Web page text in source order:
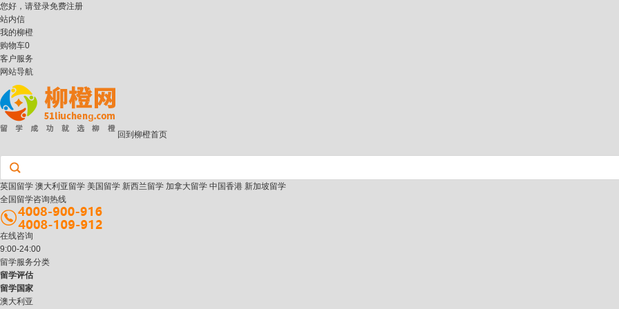
您好，请登录免费注册
站内信
我的柳橙
购物车0
客户服务
网站导航
回到柳橙首页
英国留学 澳大利亚留学 美国留学 新西兰留学 加拿大留学 中国香港 新加坡留学
全国留学咨询热线
在线咨询
9:00-24:00
留学服务分类
留学评估
留学国家
澳大利亚